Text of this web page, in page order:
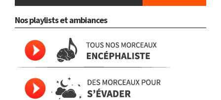
Nos playlists et ambiances